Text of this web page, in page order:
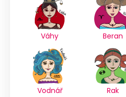
Váhy Beran
Vodnář Rak